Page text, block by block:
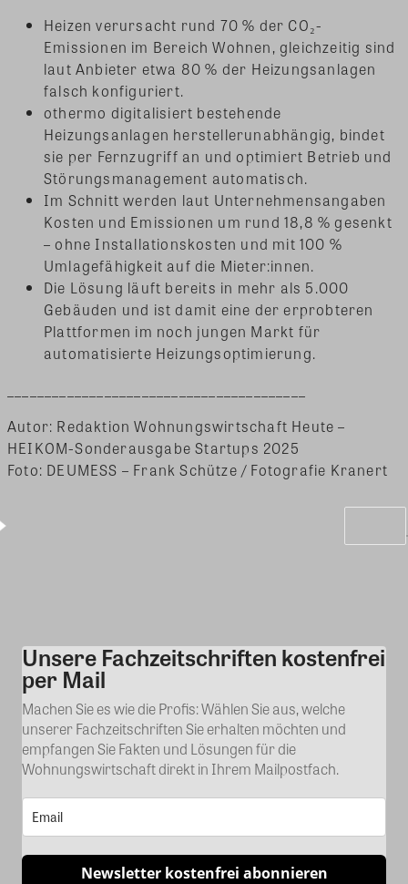
Heizen verursacht rund 70 % der CO₂-
Emissionen im Bereich Wohnen, gleichzeitig sind
laut Anbieter etwa 80 % der Heizungsanlagen
falsch konfiguriert.
othermo digitalisiert bestehende
Heizungsanlagen herstellerunabhängig, bindet
sie per Fernzugriff an und optimiert Betrieb und
Störungsmanagement automatisch.
Im Schnitt werden laut Unternehmensangaben
Kosten und Emissionen um rund 18,8 % gesenkt
– ohne Installationskosten und mit 100 %
Umlagefähigkeit auf die Mieter:innen.
Die Lösung läuft bereits in mehr als 5.000
Gebäuden und ist damit eine der erprobteren
Plattformen im noch jungen Markt für
automatisierte Heizungsoptimierung.
Autor: Redaktion Wohnungswirtschaft Heute –
HEIKOM-Sonderausgabe Startups 2025
Foto: DEUMESS – Frank Schütze / Fotografie Kranert
Kommentar
Unsere Fachzeitschriften kostenfrei
per Mail
Machen Sie es wie die Profis: Wählen Sie aus, welche
unserer Fachzeitschriften Sie erhalten möchten und
empfangen Sie Fakten und Lösungen für die
Wohnungswirtschaft direkt in Ihrem Mailpostfach.
Newsletter kostenfrei abonnieren